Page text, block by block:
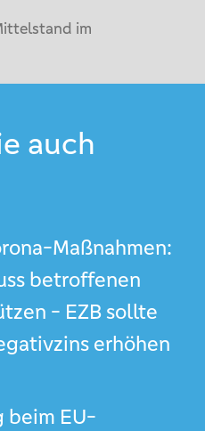
im
auch
Maßnahmen:
betroffenen
- EZB sollte
erhöhen
beim EU-